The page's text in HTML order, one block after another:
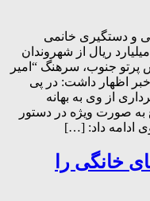
و دستگیری خانمی
میانسال که به بهانه دریافت وام مبلغ 6 میلیارد ریال از شهروندان
پرتو جنوب، سرهنگ “امیر
اظهار داشت: در پی
از وی به بهانه
‌صورت ویژه در دستور
ادامه داد: […]
خانگی را